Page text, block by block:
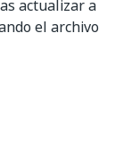
actualizar a
el archivo